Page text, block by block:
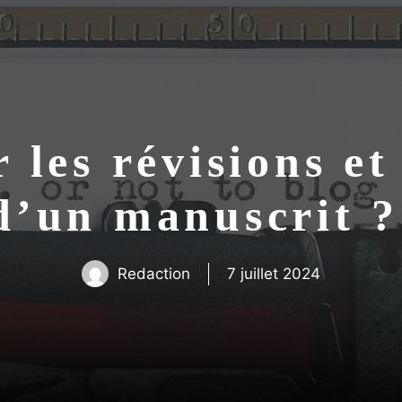
les révisions
manuscrit
Redaction 7 juillet 2024